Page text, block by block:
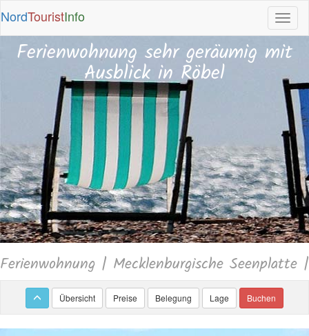
NordTouristInfo
Ferienwohnung sehr geräumig mit
Ausblick in Röbel
Ferienwohnung | Mecklenburgische Seenplatte |
Übersicht Preise Belegung Lage Buchen